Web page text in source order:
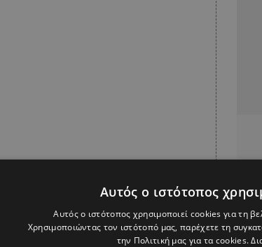
Αυτός ο ιστότοπος
Αυτός ο ιστότοπος χρησιμοποιεί cookies για τη
Χρησιμοποιώντας τον ιστότοπό μας, παρέχετε τη
την Πολιτική μας για τα cookies.